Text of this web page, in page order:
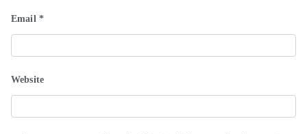
Email *
Website